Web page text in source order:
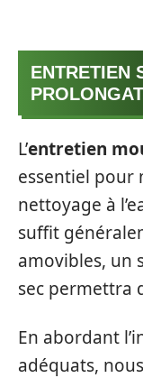
ENTRETIEN
L’entretien
essentiel pour
nettoyage à
suffit
amovibles, un
sec permettra
En abordant
adéquats,